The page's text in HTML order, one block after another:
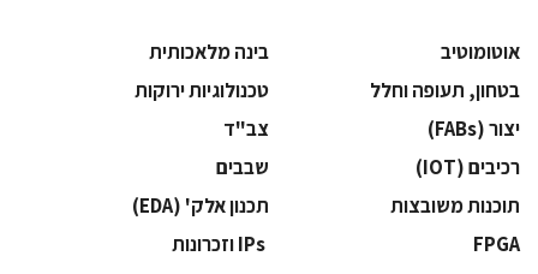
אוטומוטיב
בינה מלאכותית
בטחון, תעופה וחלל
‫טכנולוגיות ירוקות‬
‫יצור (‪(FABs‬‬
‫צב"ד‬
‫רכיבים‬ (IOT)
‫שבבים‬
‫תוכנות משובצות‬
‫תכנון אלק' (‪(EDA‬‬
‫‪FPGA‬‬